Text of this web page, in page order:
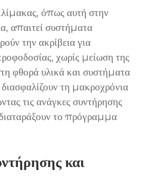
όπως αυτή στην
απαιτεί συστήματα
την ακρίβεια για
χωρίς μείωση της
φθορά υλικά και συστήματα
τη μακροχρόνια
τις ανάγκες συντήρησης
το πρόγραμμα
και